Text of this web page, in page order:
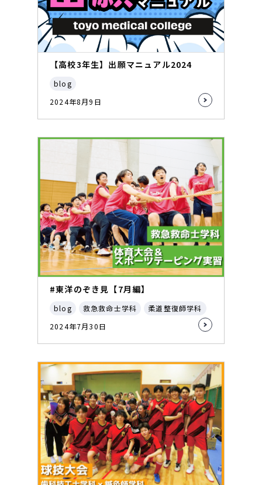
【高校3年生】出願マニュアル2024
blog
2024年8月9日
#東洋のぞき見【7月編】
blog 救急救命士学科
柔道整復師学科
2024年7月30日